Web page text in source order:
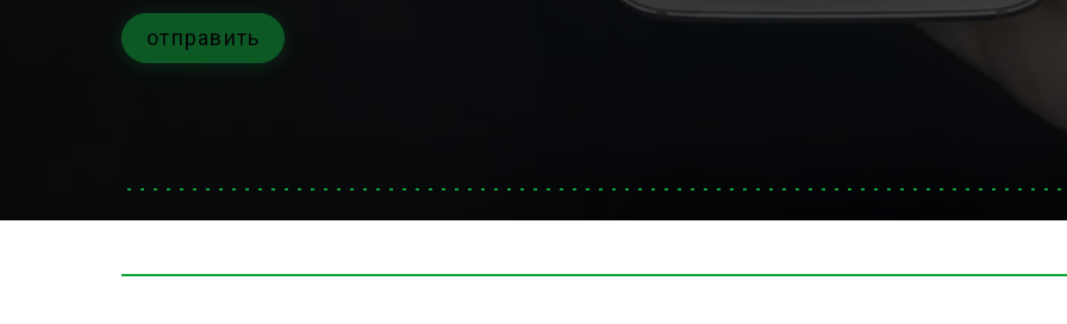
отправить